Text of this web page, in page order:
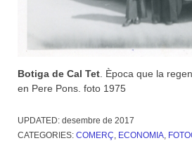
Botiga de Cal Tet . Època que la
en Pere Pons. foto 1975
UPDATED: desembre de 2017
CATEGORIES: COMERÇ ECONOMIA